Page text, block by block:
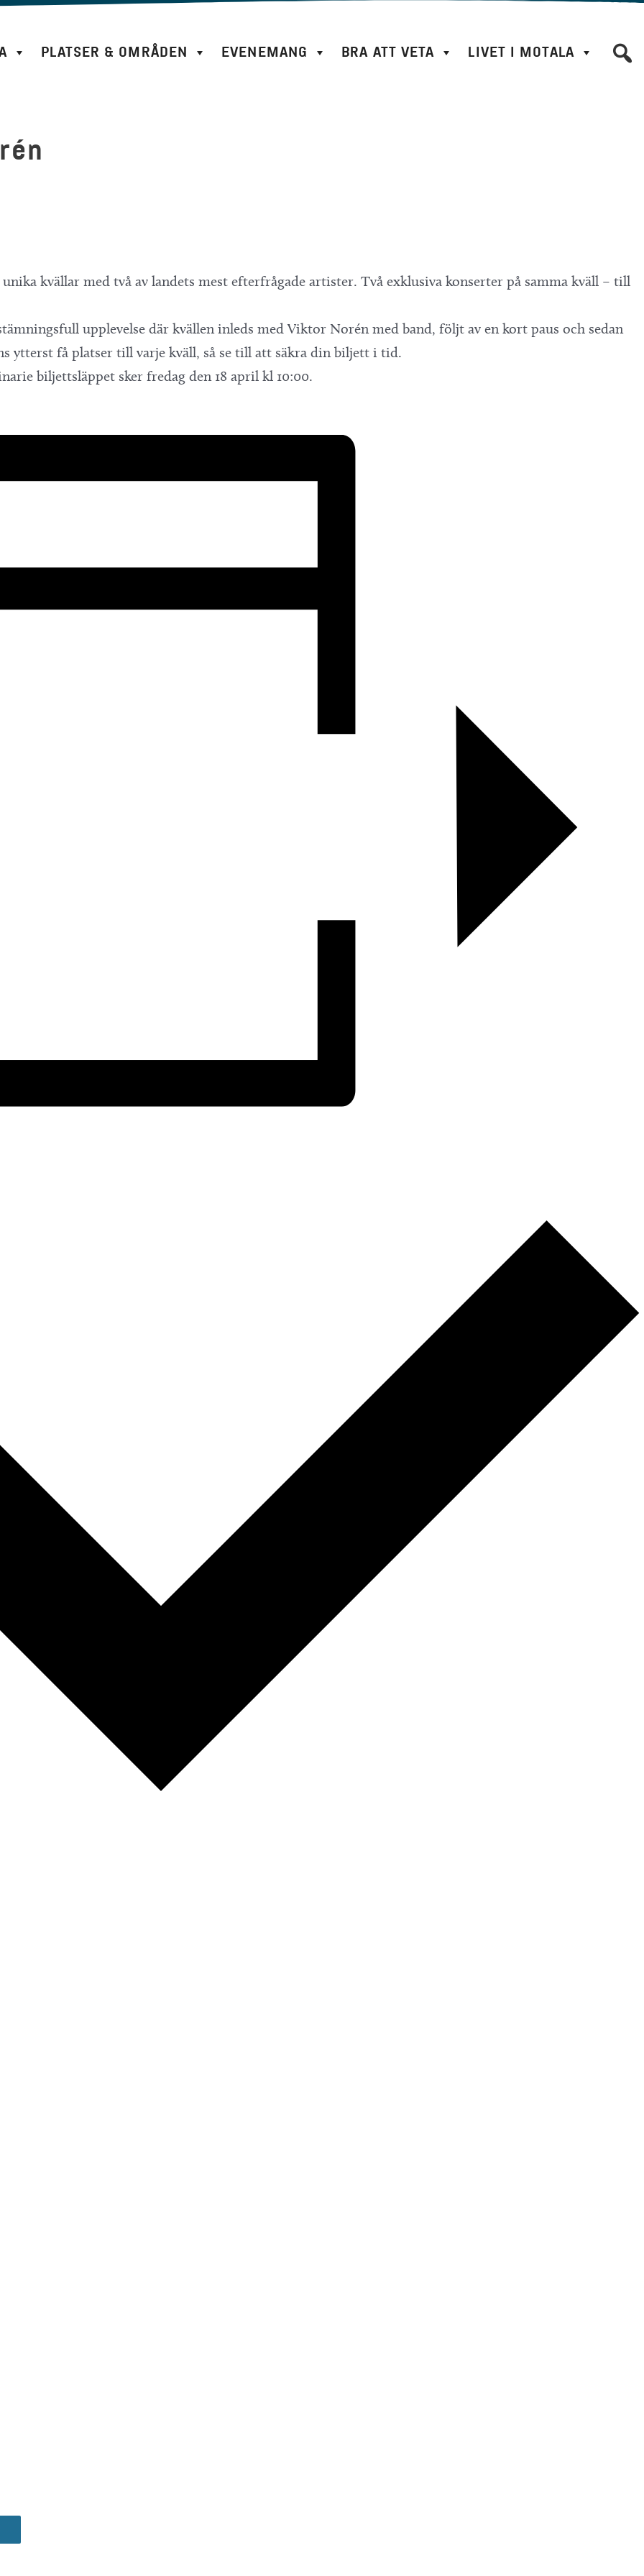
PLATSER & OMRÅDEN EVENEMANG BRA ATT VETA LIVET I MOTALA
kvällar med två av landets mest efterfrågade artister. Två exklusiva konserter på samma kväll – till
upplevelse där kvällen inleds med Viktor Norén med band, följt av en kort paus och sedan
ytterst få platser till varje kväll, så se till att säkra din biljett i tid.
biljettsläppet sker fredag den 18 april kl 10:00.